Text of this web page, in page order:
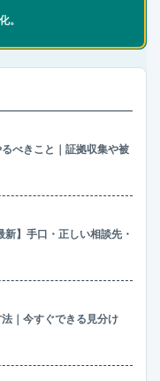
。
べきこと｜証拠収集や被
】手口・正しい相談先・
｜今すぐできる見分け